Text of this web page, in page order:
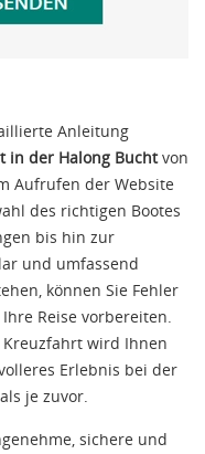
Anleitung
in der Halong Buchtvon
Aufrufen der Website
des richtigen Bootes
bis hin zur
und umfassend
können Sie Fehler
Reise vorbereiten.
wird Ihnen
Erlebnis bei der
je zuvor.
sichere und